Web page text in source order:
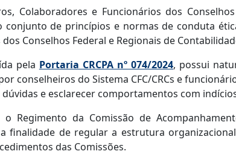
Colaboradores e Funcionários dos
conjunto de princípios e normas de conduta
Conselhos Federal e Regionais de
pela Portaria CRCPA nº 074/2024, possui
conselheiros do Sistema CFC/CRCs e
e esclarecer comportamentos com
o Regimento da Comissão de
finalidade de regular a estrutura
das Comissões.